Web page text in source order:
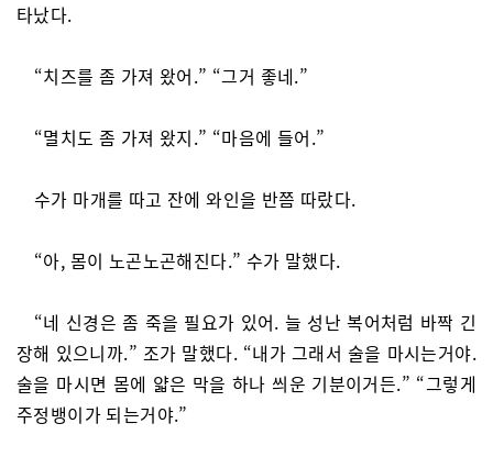
타났다.
“치즈를 좀 가져 왔어.” “그거 좋네.”
“멸치도 좀 가져 왔지.” “마음에 들어.”
수가 마개를 따고 잔에 와인을 반쯤 따랐다.
“아, 몸이 노곤노곤해진다.” 수가 말했다.
“네 신경은 좀 죽을 필요가 있어. 늘 성난 복어처럼 바짝 긴
장해 있으니까.” 조가 말했다. “내가 그래서 술을 마시는거야.
술을 마시면 몸에 얇은 막을 하나 씌운 기분이거든.” “그렇게
주정뱅이가 되는거야.”